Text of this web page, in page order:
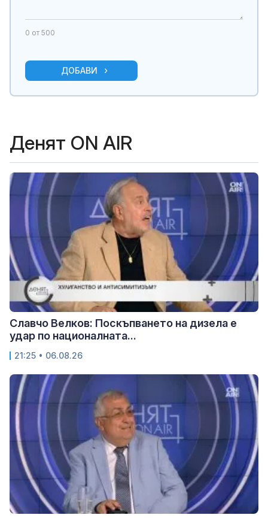
0 от 500
ДОБАВИ
Денят ON AIR
Славчо Велков: Поскъпването на дизела е
удар по националната...
21:25 • 06.08.26